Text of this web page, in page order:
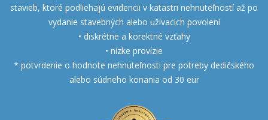
stavieb, ktoré podliehajú evidencii v katastri nehnuteľností až po
vydanie stavebných alebo užívacích povolení
• diskrétne a korektné vzťahy
• nízke provízie
* potvrdenie o hodnote nehnuteľnosti pre potreby dedičského
alebo súdneho konania od 30 eur